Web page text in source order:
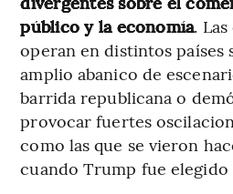
público y la economía.
operan en distintos países
amplio abanico de
barrida republicana o
provocar fuertes
como las que se vieron
cuando Trump fue